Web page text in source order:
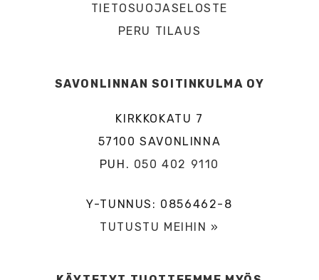
TIETOSUOJASELOSTE
PERU TILAUS
SAVONLINNAN SOITINKULMA OY
KIRKKOKATU 7
57100 SAVONLINNA
PUH. 050 402 9110
Y-TUNNUS: 0856462-8
TUTUSTU MEIHIN »